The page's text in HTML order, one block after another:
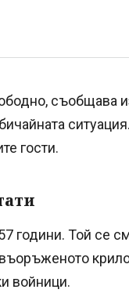
съобщава
гости.
години. Той се
войници.